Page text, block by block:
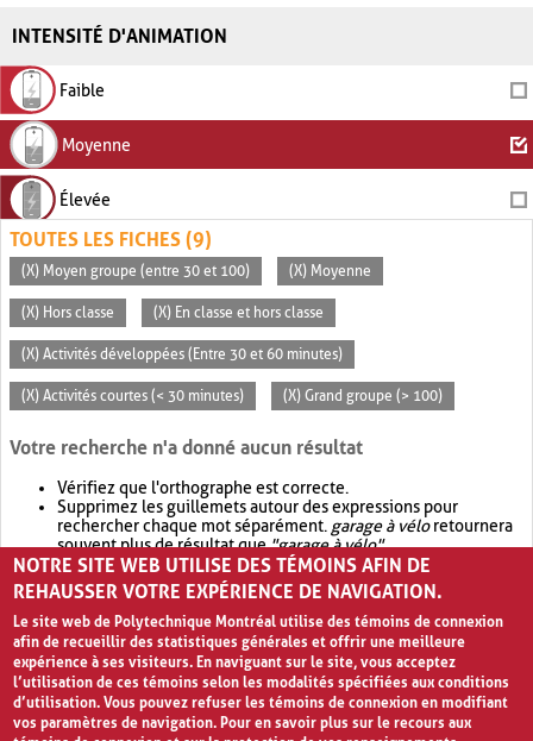
INTENSITÉ D'ANIMATION
Faible
Moyenne
Élevée
TOUTES LES FICHES (9)
(X) Moyen groupe (entre 30 et 100) (X) Moyenne
(X) Hors classe (X) En classe et hors classe
(X) Activités développées (Entre 30 et 60 minutes)
(X) Activités courtes (< 30 minutes) (X) Grand groupe (> 100)
Votre recherche n'a donné aucun résultat
Vérifiez que l'orthographe est correcte.
Supprimez les guillemets autour des expressions pour
rechercher chaque mot séparément. garage à véloretournera
souvent plus de résultat que"garage à vélo".
Envisagez d'élargir votre recherche avec OR.garage OR vélo
retournera souvent plus de résultat quegarage à vélo
NOTRE SITE WEB UTILISE DES TÉMOINS AFIN DE
REHAUSSER VOTRE EXPÉRIENCE DE NAVIGATION.
Le site web de Polytechnique Montréal utilise des témoins de connexion
afin de recueillir des statistiques générales et offrir une meilleure
expérience à ses visiteurs. En naviguant sur le site, vous acceptez
l’utilisation de ces témoins selon les modalités spécifiées aux conditions
d’utilisation. Vous pouvez refuser les témoins de connexion en modifiant
vos paramètres de navigation. Pour en savoir plus sur le recours aux